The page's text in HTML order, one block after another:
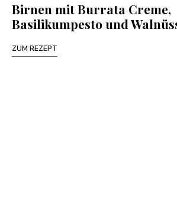
Birnen mit Burrata Creme,
Basilikumpesto und
ZUM REZEPT